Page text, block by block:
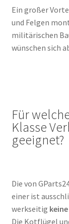
Ein großer
und Felgen
militärischen
wünschen sich
Für
Klasse
geeignet?
Die von
einer ist
werkseitig keine
Die Kotflügel